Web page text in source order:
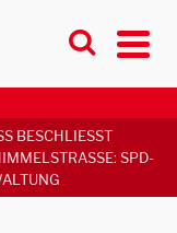
BESCHLIESST N
SPD-FR